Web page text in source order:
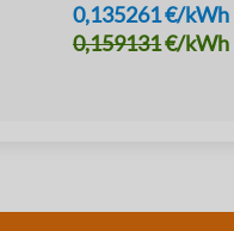
0,135261€/kWh
0,159131€/kWh